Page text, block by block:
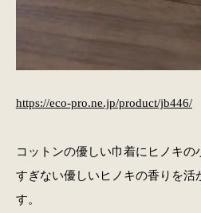
https://eco-pro.ne.jp/product/jb446/
コットンの優しい巾着にヒノキ
すぎない優しいヒノキの香りを活
す。